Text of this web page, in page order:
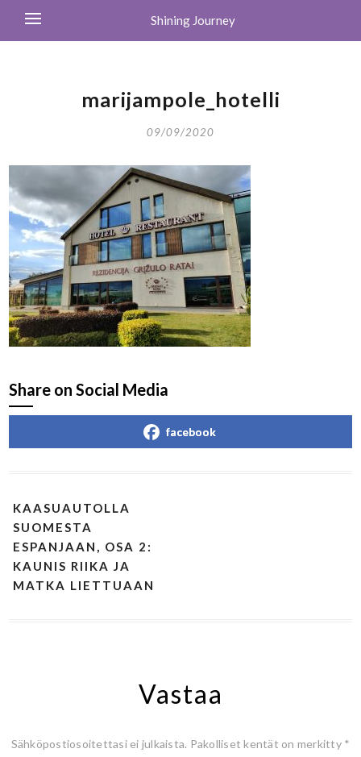
Shining Journey
marijampole_hotelli
09/09/2020
Share on Social Media
facebook
KAASUAUTOLLA
SUOMESTA
ESPANJAAN, OSA 2:
KAUNIS RIIKA JA
MATKA LIETTUAAN
Vastaa
Sähköpostiosoitettasi ei julkaista. Pakolliset kentät on merkitty *